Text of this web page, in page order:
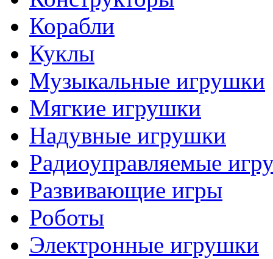
Корабли
Куклы
Музыкальные игрушки
Мягкие игрушки
Надувные игрушки
Радиоуправляемые
Развивающие игры
Роботы
Электронные игрушки